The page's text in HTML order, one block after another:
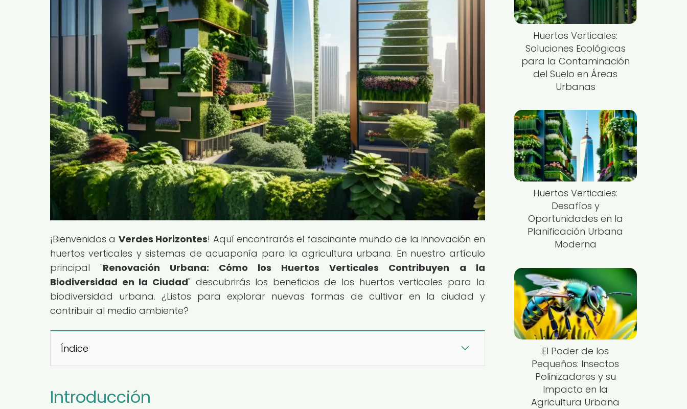
¡Bienvenidos a Verdes Horizontes! Aquí encontrarás el fascinante mundo de la innovación en
huertos verticales y sistemas de acuaponía para la agricultura urbana. En nuestro artículo
principal "Renovación Urbana: Cómo los Huertos Verticales Contribuyen a la
Biodiversidad en la Ciudad" descubrirás los beneficios de los huertos verticales para la
biodiversidad urbana. ¿Listos para explorar nuevas formas de cultivar en la ciudad y
contribuir al medio ambiente?
Índice
Introducción
Huertos Verticales:
Soluciones Ecológicas
para la Contaminación
del Suelo en Áreas
Urbanas
Huertos Verticales:
Desafíos y
Oportunidades en la
Planificación Urbana
Moderna
El Poder de los
Pequeños: Insectos
Polinizadores y su
Impacto en la
Agricultura Urbana